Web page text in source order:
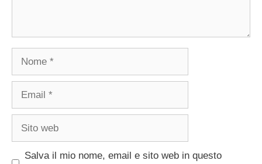
Salva il mio nome, email e sito web in questo